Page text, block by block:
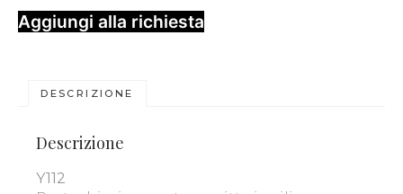
Aggiungi alla richiesta
DESCRIZIONE
Descrizione
Y112